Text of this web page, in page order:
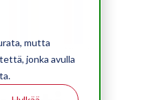
mutta
jonka avulla